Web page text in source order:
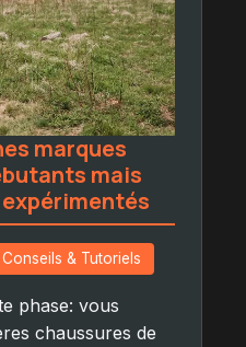
marques
mais
Conseils & Tutoriels
phase: vous
chaussures de